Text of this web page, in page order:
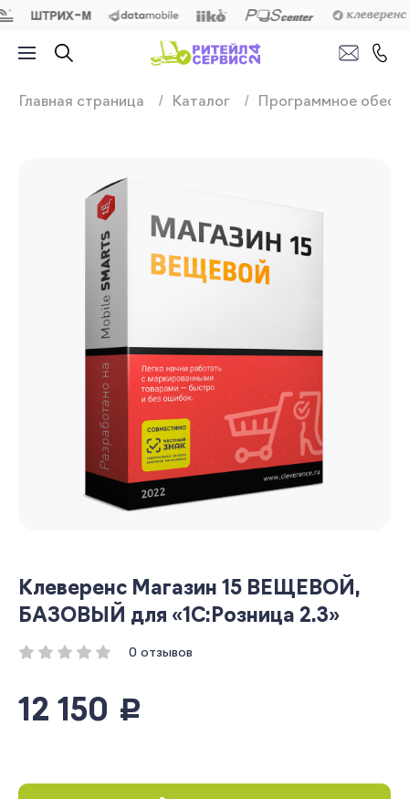
Продажа,
Главная страница Каталог Программное
Клеверенс Магазин 15 ВЕЩЕВОЙ,
БАЗОВЫЙ для «1С:Розница 2.3»
0 отзывов
12 150 руб.